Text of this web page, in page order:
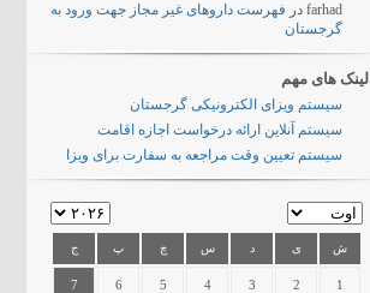
farhad در فهرست داروهای غیر مجاز جهت ورود به
گرجستان
لینک های مهم
سیستم ویزای الکترونیکی گرجستان
سیستم آنلاین ارائه درخواست اجازه اقامت
سیستم تعیین وقت مراجعه به سفارت برای ویزا
ش ی د س چ پ ج
1
2
3
4
5
6
7